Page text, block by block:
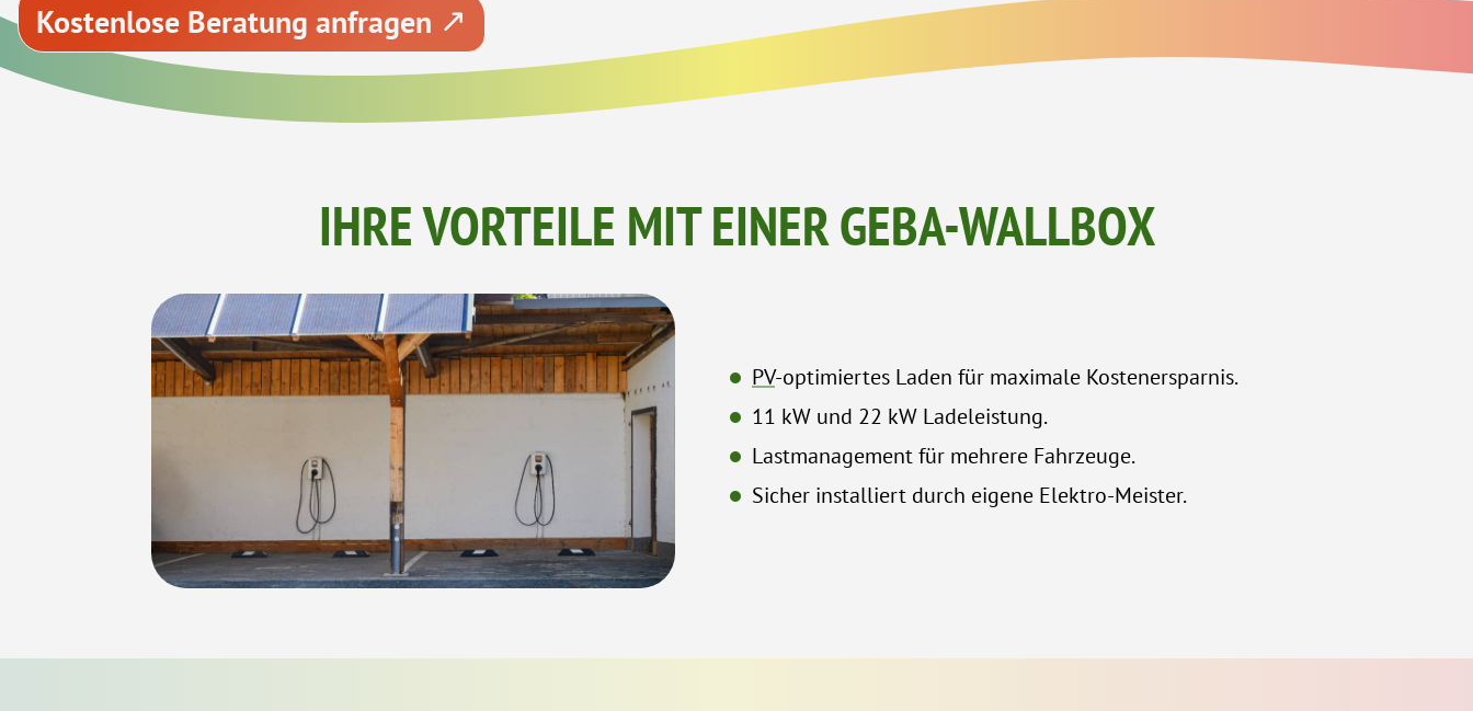
Kostenlose Beratung anfragen
IHRE VORTEILE MIT EINER GEBA-WALLBOX
PV-optimiertes Laden für maximale Kostenersparnis.
11 kW und 22 kW Ladeleistung.
Lastmanagement für mehrere Fahrzeuge.
Sicher installiert durch eigene Elektro-Meister.